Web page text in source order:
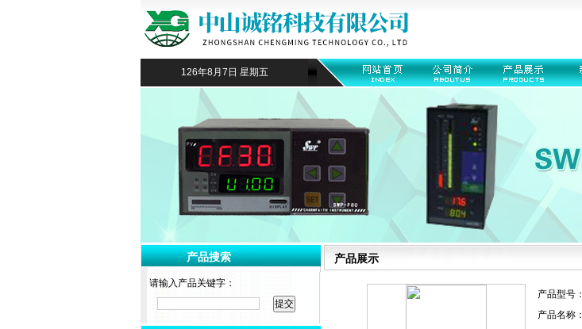
126年8月7日 星期五
产品搜索
请输入产品关键字：
产品展示
产品型号：
产品名称：